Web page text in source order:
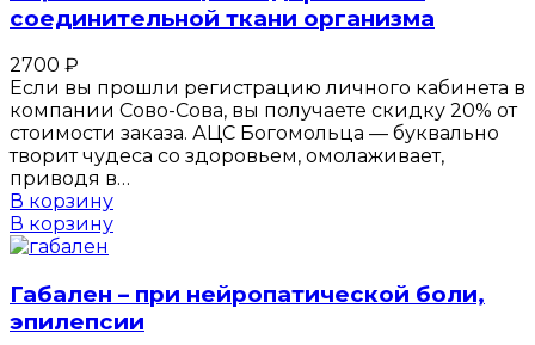
соединительной ткани организма
2700 ₽
Если вы прошли регистрацию личного кабинета в
компании Сово-Сова, вы получаете скидку 20% от
стоимости заказа. АЦС Богомольца — буквально
творит чудеса со здоровьем, омолаживает,
приводя в…
В корзину
В корзину
Габален – при нейропатической боли,
эпилепсии